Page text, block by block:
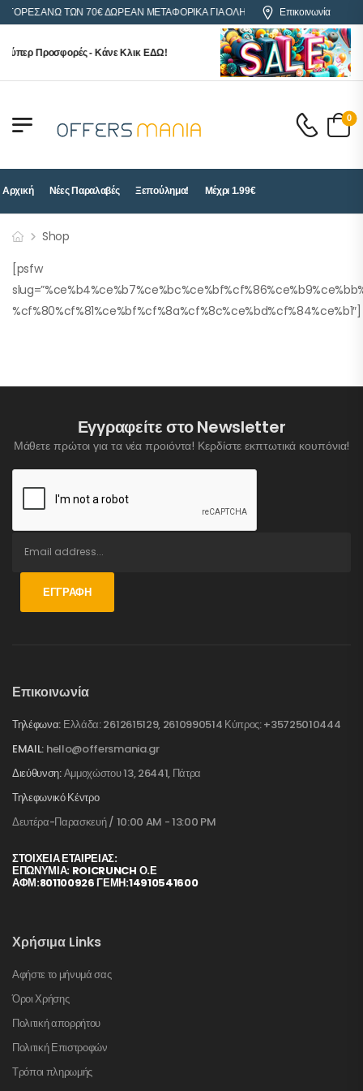
ΑΝΩ ΤΩΝ 70€ ΔΩΡΕΑΝ ΜΕΤΑΦΟΡΙΚΑ ΓΙΑ ΟΛΗ ΤΗΝ ΕΛΛΑΔΑΕπικοινωνία
Προσφορές - Κάνε Κλικ ΕΔΩ!
0
Αρχική Νέες Παραλαβές Ξεπούλημα! Μέχρι 1.99€
Shop
[psfw
%cf%80%cf%81%ce%bf%cf%8a%cf%8c%ce%bd%cf%84%ce%b1″]
Εγγραφείτε στο Newsletter
Μάθετε πρώτοι για τα νέα προιόντα! Κερδίστε εκπτωτικά κουπόνια!
ΕΓΓΡΑΦΉ
Επικοινωνία
Τηλέφωνα: Ελλάδα: 2612615129, 2610990514 Κύπρος: +35725010444
EMAIL: hello@offersmania.gr
Διεύθυνση:Αμμοχώστου 13, 26441, Πάτρα
Τηλεφωνικό Κέντρο
Δευτέρα-Παρασκευή / 10:00 AM - 13:00 PM
ΣΤΟΙΧΕΊΑ ΕΤΑΙΡΕΊΑΣ:
ΕΠΩΝΥΜΙΑ: ROICRUNCH Ο.Ε
ΑΦΜ:801100926 ΓΕΜΗ:14910541600
Χρήσιμα Links
Αφήστε το μήνυμά σας
Όροι Χρήσης
Πολιτική απορρήτου
Πολιτική Επιστροφών
Τρόποι πληρωμής